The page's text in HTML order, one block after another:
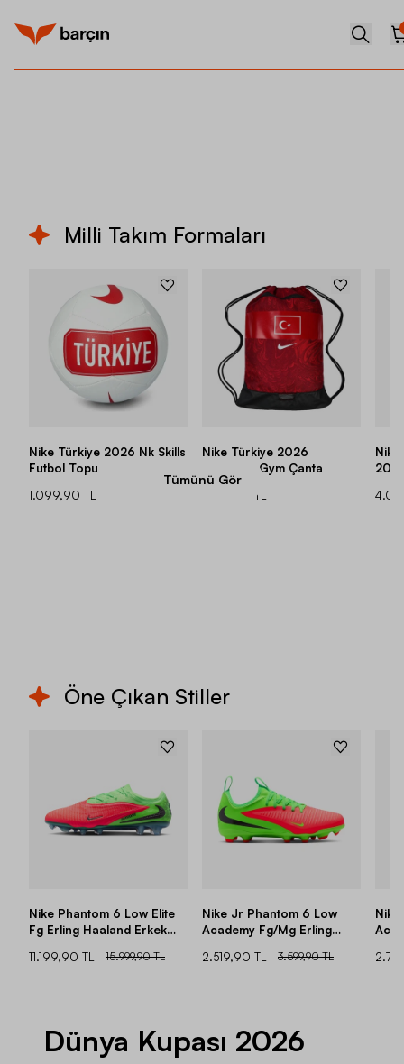
Milli Takım Formaları
Nike Türkiye 2026 Nk Skills
Futbol Topu
1.099,90 TL
Nike Türkiye 2026
Academy Gym Çanta
1.549,90 TL
Nike
Tümünü Gör
Öne Çıkan Stiller
Nike Phantom 6 Low Elite
Fg Erling Haaland Erkek
11.199,90 TL 15.999,90 TL
Nike Jr Phantom 6 Low
Academy Fg/Mg Erling
2.519,90 TL 3.599,90 TL
Dünya Kupası 2026